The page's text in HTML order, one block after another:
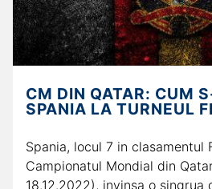
CM DIN QATAR: CUM
SPANIA LA TURNEUL
Spania, locul 7 in clasamentul
Campionatul Mondial din
18.12.2022), invinsa o